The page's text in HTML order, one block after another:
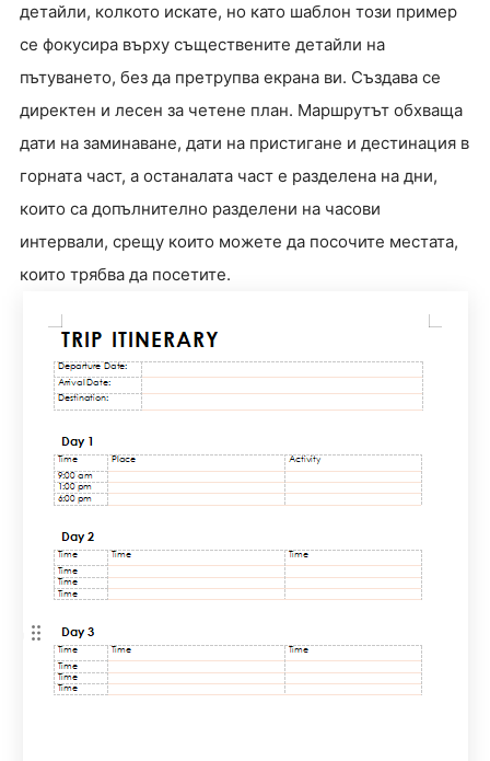
детайли, колкото искате, но като шаблон този пример
се фокусира върху съществените детайли на
пътуването, без да претрупва екрана ви. Създава се
директен и лесен за четене план. Маршрутът обхваща
дати на заминаване, дати на пристигане и дестинация в
горната част, а останалата част е разделена на дни,
които са допълнително разделени на часови
интервали, срещу които можете да посочите местата,
които трябва да посетите.